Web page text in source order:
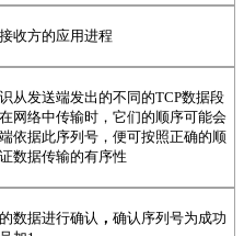
收方的应用进程
从发送端发出的不同的TCP数据段
网络中传输时，它们的顺序可能会
依据此序列号，便可按照正确的顺
数据传输的有序性
数据进行确认 ， 确认序列号为成功